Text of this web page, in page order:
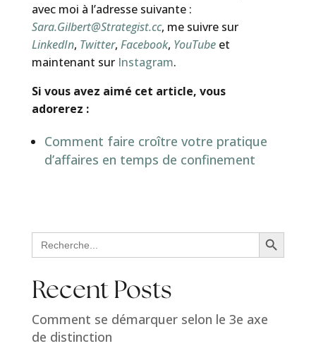
avec moi à l’adresse suivante :
Sara.Gilbert@Strategist.cc, me suivre sur
LinkedIn, Twitter, Facebook, YouTubeet
maintenant sur Instagram.
Si vous avez aimé cet article, vous
adorerez :
Comment faire croître votre pratique
d’affaires en temps de confinement
Search
for:
Search Button
Recent Posts
Comment se démarquer selon le 3e axe
de distinction